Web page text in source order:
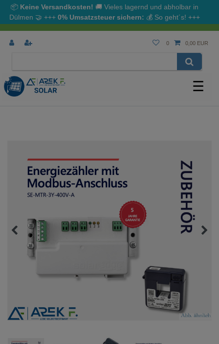
📦Keine Versandkosten! 🚚 Vieles lagernd und abholbar in
Dülmen 🤝 +++ 0% Umsatzsteuer sichern: 💰 So geht´s! +++
☰
0 0,00 EUR